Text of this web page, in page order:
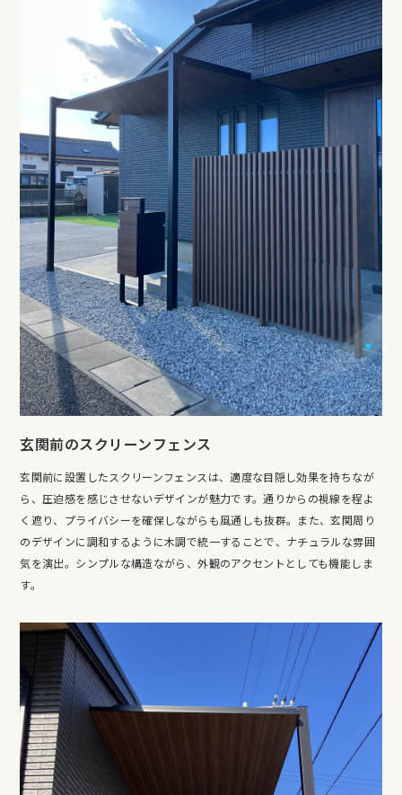
玄関前のスクリーンフェンス
玄関前に設置したスクリーンフェンスは、適度な目隠し効果を持ちなが
ら、圧迫感を感じさせないデザインが魅力です。通りからの視線を程よ
く遮り、プライバシーを確保しながらも風通しも抜群。また、玄関周り
のデザインに調和するように木調で統一することで、ナチュラルな雰囲
気を演出。シンプルな構造ながら、外観のアクセントとしても機能しま
す。